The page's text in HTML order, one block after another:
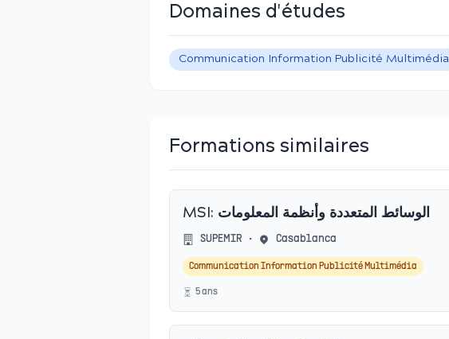
Domaines d'études
Communication Information Publicité Multimédia
Formations similaires
MSI: الوسائط المتعددة وأنظمة المعلومات
SUPEMIR • Casablanca
Communication Information Publicité Multimédia
5ans